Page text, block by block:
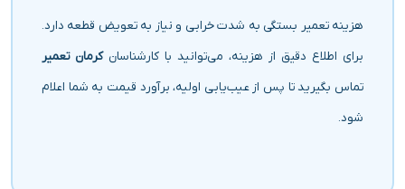
هزینه تعمیر بستگی به شدت خرابی و نیاز به تعویض قطعه دارد.
برای اطلاع دقیق از هزینه، می‌توانید با کارشناسانکرمان تعمیر
تماس بگیرید تا پس از عیب‌یابی اولیه، برآورد قیمت به شما اعلام
شود.